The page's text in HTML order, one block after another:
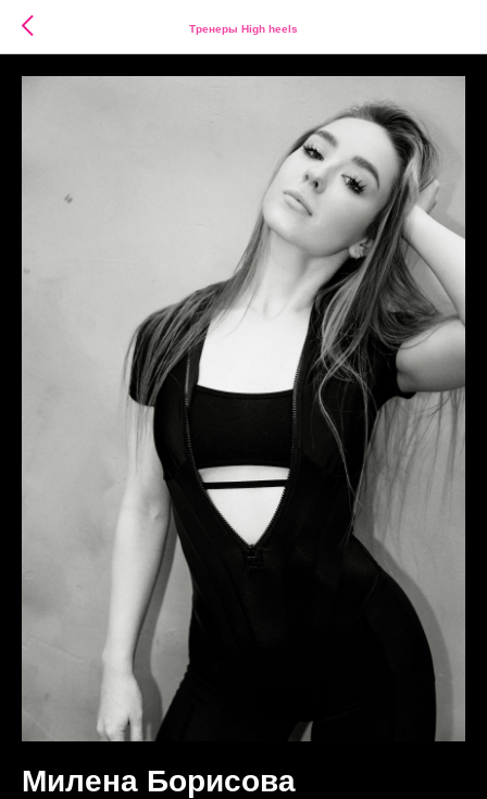
Тренеры High heels
Милена Борисова